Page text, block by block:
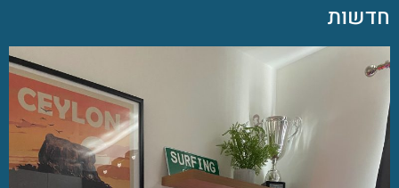
חדשות